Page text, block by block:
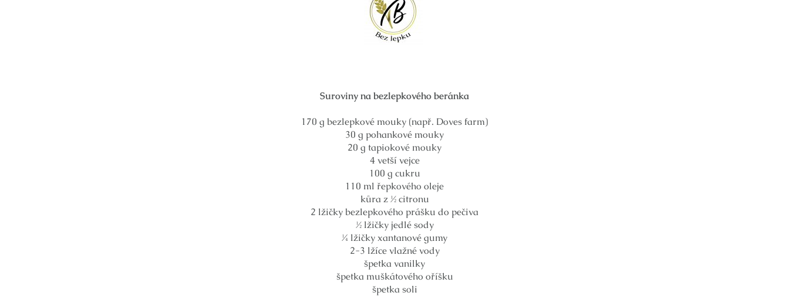
Suroviny na bezlepkového beránka
170 g bezlepkové mouky (např. Doves farm)
30 g pohankové mouky
20 g tapiokové mouky
4 vetší vejce
100 g cukru
110 ml řepkového oleje
kůra z ½ citronu
2 lžičky bezlepkového prášku do pečiva
½ lžičky jedlé sody
¼ lžičky xantanové gumy
2-3 lžíce vlažné vody
špetka vanilky
špetka muškátového oříšku
špetka soli